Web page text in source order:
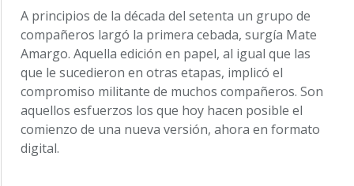
A principios de la década del setenta un grupo de
compañeros largó la primera cebada, surgía Mate
Amargo. Aquella edición en papel, al igual que las
que le sucedieron en otras etapas, implicó el
compromiso militante de muchos compañeros. Son
aquellos esfuerzos los que hoy hacen posible el
comienzo de una nueva versión, ahora en formato
digital.